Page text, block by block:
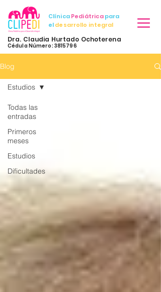
ClínicaPediátrica para
eldesarrollo integral
Dra. Claudia Hurtado Ochoterena
Cédula Número: 3815796
Blog
Todas las
entradas
Primeros
meses
Estudios
Dificultades
Estudios